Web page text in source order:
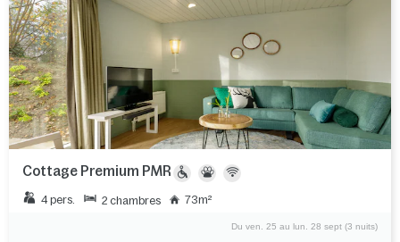
Cottage Premium PMR
4 pers. 2 chambres 73m²
Du ven. 25 au lun. 28 sept (3 nuits)